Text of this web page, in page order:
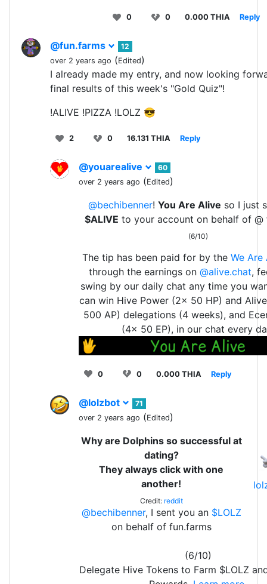
0 0 0.000 THIA Reply
@fun.farms
12
over 2 years ago (Edited)
I already made my entry, and now looking
final results of this week's "Gold Quiz"!
!ALIVE !PIZZA !LOLZ 😎
2 0 16.131 THIA Reply
@youarealive
60
over 2 years ago (Edited)
@bechibenner! You Are Alive so I just
$ALIVE to your account on behalf of @
(6/10)
The tip has been paid for by the We Are
through the earnings on @alive.chat,
swing by our daily chat any time you
can win Hive Power (2x 50 HP) and
500 AP) delegations (4 weeks), and
(4x 50 EP), in our chat every
0 0 0.000 THIA Reply
@lolzbot
71
over 2 years ago (Edited)
Why are Dolphins so successful at
dating?
They always click with one
another!
Credit: reddit
@bechibenner, I sent you an $LOLZ
on behalf of fun.farms
(6/10)
Delegate Hive Tokens to Farm $LOLZ